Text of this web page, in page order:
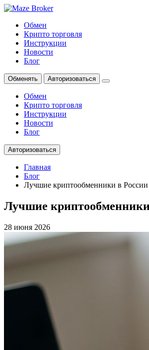
Обмен
Крипто торговля
Инструкции
Новости
Блог
Обменять Авторизоваться
Обмен
Крипто торговля
Инструкции
Новости
Блог
Авторизоваться
Главная
Блог
Лучшие криптообменники в России
Лучшие
28 июня 2026